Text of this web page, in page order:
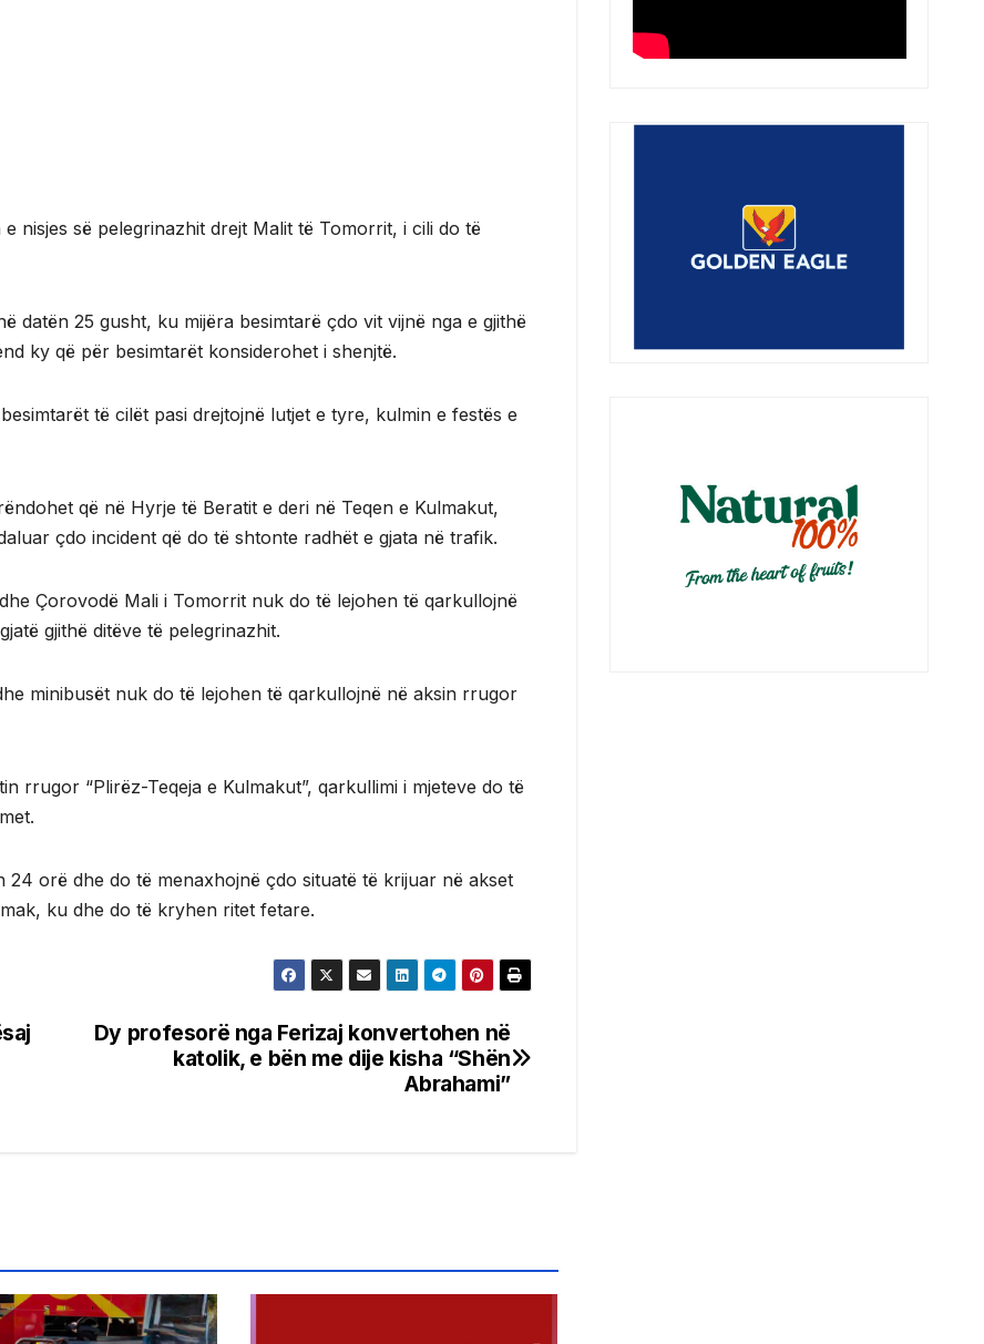
nisjes së pelegrinazhit drejt Malit të Tomorrit, i cili do të
datën 25 gusht, ku mijëra besimtarë çdo vit vijnë nga e gjithë
ky që për besimtarët konsiderohet i shenjtë.
të cilët pasi drejtojnë lutjet e tyre, kulmin e festës e
që në Hyrje të Beratit e deri në Teqen e Kulmakut,
çdo incident që do të shtonte radhët e gjata në trafik.
Çorovodë Mali i Tomorrit nuk do të lejohen të qarkullojnë
gjithë ditëve të pelegrinazhit.
minibusët nuk do të lejohen të qarkullojnë në aksin rrugor
rrugor “Plirëz-Teqeja e Kulmakut”, qarkullimi i mjeteve do të
orë dhe do të menaxhojnë çdo situatë të krijuar në akset
ku dhe do të kryhen ritet fetare.
Dy profesorë nga Ferizaj konvertohen në
katolik, e bën me dije kisha “Shën
Abrahami”